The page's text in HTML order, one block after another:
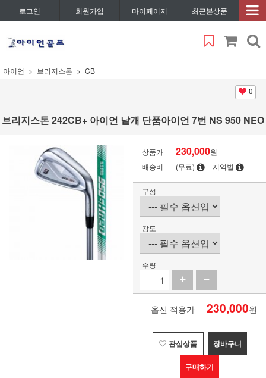
로그인 회원가입 마이페이지 최근본상품
아이언 브리지스톤 CB
0
브리지스톤 242CB+ 아이언 낱개 단품아이언 7번 NS 950 NEO
상품가 230,000원
배송비
(무료) 지역별
구성
강도
수량
옵션 적용가 230,000원
관심상품 장바구니
구매하기